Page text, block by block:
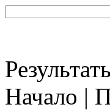
Начало |